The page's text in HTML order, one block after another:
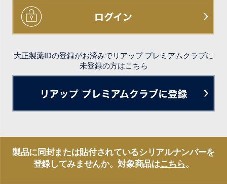
大正製薬IDの登録がお済みでリアップ プレミアムクラブに
未登録の方はこちら
製品に同封または貼付されているシリアルナンバーを
登録してみませんか。対象商品はこちら。